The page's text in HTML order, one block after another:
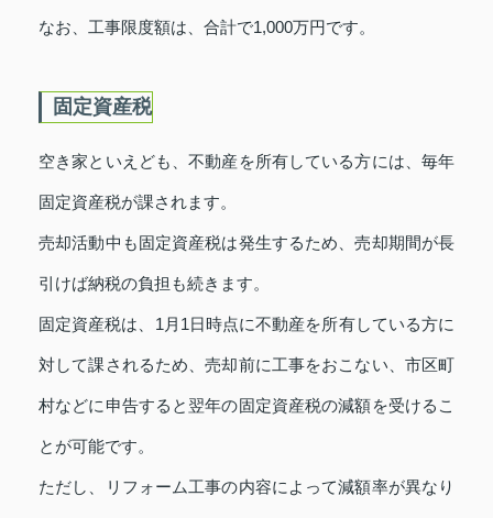
なお、工事限度額は、合計で1,000万円です。
固定資産税
空き家といえども、不動産を所有している方には、毎年
固定資産税が課されます。
売却活動中も固定資産税は発生するため、売却期間が長
引けば納税の負担も続きます。
固定資産税は、1月1日時点に不動産を所有している方に
対して課されるため、売却前に工事をおこない、市区町
村などに申告すると翌年の固定資産税の減額を受けるこ
とが可能です。
ただし、リフォーム工事の内容によって減額率が異なり